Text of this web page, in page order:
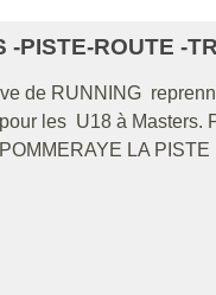
-PISTE-ROUTE -
de RUNNING
les U18 à Masters.
LA